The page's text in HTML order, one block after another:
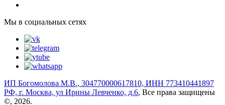
Мы в социальных сетях
ИП Богомолова М.В., 304770000617810, ИНН 773410441897
РФ, г. Москва, ул Ирины Левченко, д.6, Все права защищены
©, 2026.